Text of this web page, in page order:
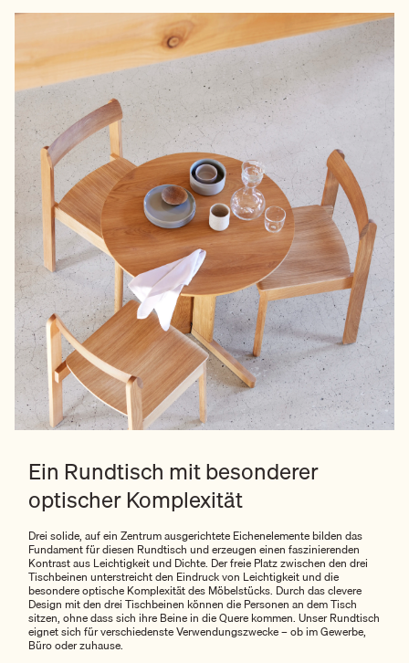
Ein Rundtisch mit besonderer
optischer Komplexität
Drei solide, auf ein Zentrum ausgerichtete Eichenelemente bilden das
Fundament für diesen Rundtisch und erzeugen einen faszinierenden
Kontrast aus Leichtigkeit und Dichte. Der freie Platz zwischen den drei
Tischbeinen unterstreicht den Eindruck von Leichtigkeit und die
besondere optische Komplexität des Möbelstücks. Durch das clevere
Design mit den drei Tischbeinen können die Personen an dem Tisch
sitzen, ohne dass sich ihre Beine in die Quere kommen. Unser Rundtisch
eignet sich für verschiedenste Verwendungszwecke – ob im Gewerbe,
Büro oder zuhause.